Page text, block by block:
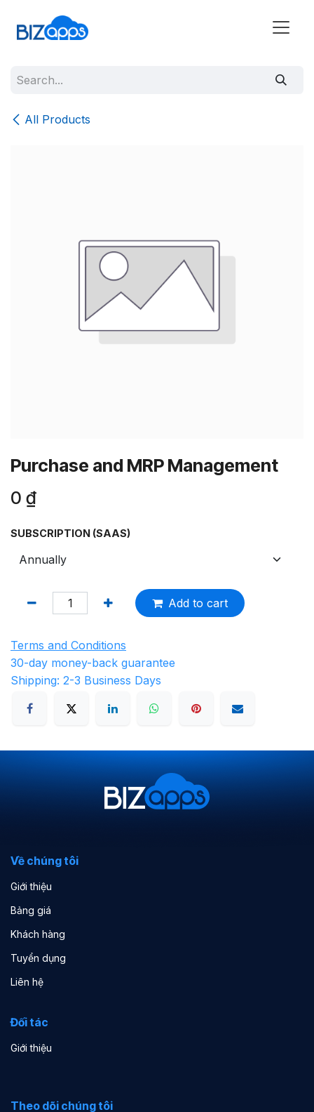
All Products
Purchase and MRP Management
0 ₫
SUBSCRIPTION (SAAS)
Add to cart
Terms and Conditions
30-day money-back guarantee
Shipping: 2-3 Business Days
Về chúng tôi
Giới thiệu
Bảng giá
Khách hàng
Tuyển dụng
Liên hệ
Đối tác
Giới thiệu
Theo dõi chúng tôi